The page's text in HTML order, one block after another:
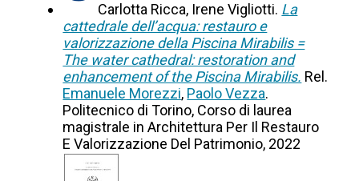
Carlotta Ricca, Irene Vigliotti. La
cattedrale dell’acqua: restauro e
valorizzazione della Piscina Mirabilis =
The water cathedral: restoration and
enhancement of the Piscina Mirabilis. Rel.
Emanuele Morezzi, Paolo Vezza.
Politecnico di Torino, Corso di laurea
magistrale in Architettura Per Il Restauro
E Valorizzazione Del Patrimonio, 2022